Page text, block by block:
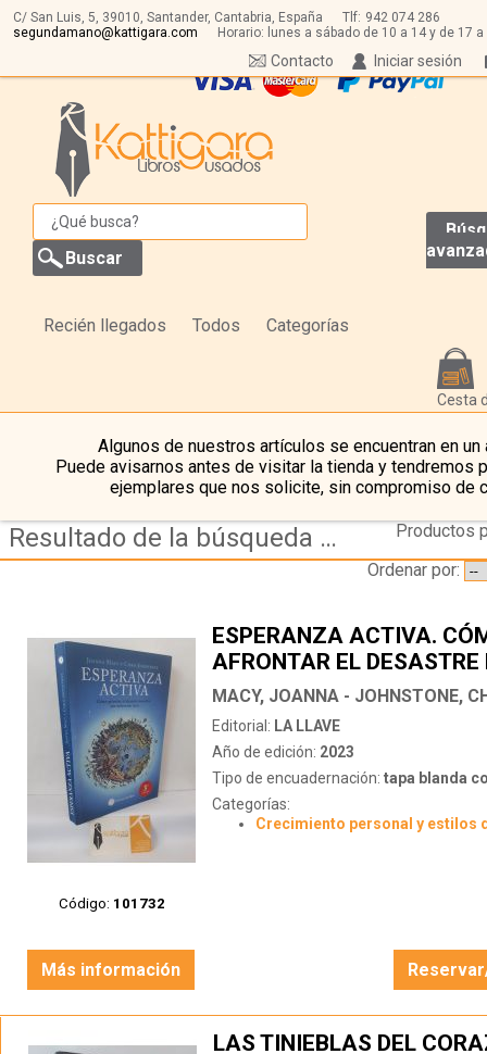
C/ San Luis, 5, 39010, Santander, Cantabria, España Tlf: 942 074 286
segundamano@kattigara.com
Horario: lunes a sábado de 10 a 14 y de 17 a
Iniciar sesión
Contacto
Recién llegados Todos Categorías
Cesta
Algunos de nuestros artículos se encuentran en un
Puede avisarnos antes de visitar la tienda y tendremos
ejemplares que nos solicite, sin compromiso de
Resultado de la búsqueda de editorial la-llave
Productos
Ordenar por:
Código: 101732
ESPERANZA ACTIVA.
AFRONTAR EL
SIN VOLVERNOS LOCOS
MACY, JOANNA - JOHNSTONE,
Editorial: LA LLAVE
Año de edición: 2023
Tipo de encuadernación: tapa blanda
Categorías:
Crecimiento personal y estilos
Más información
LAS TINIEBLAS DEL